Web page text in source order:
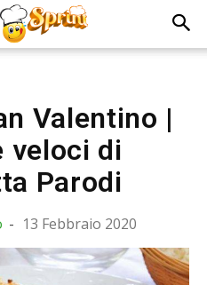
Valentino |
veloci di
Parodi
- 13 Febbraio 2020